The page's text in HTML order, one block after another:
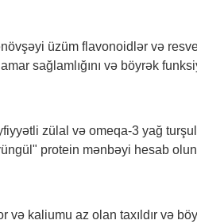
üzüm flavonoidlər və
sağlamlığını və böyrək
zülal və omeqa-3 yağ
protein mənbəyi hesab
və kaliumu az olan taxıldır və